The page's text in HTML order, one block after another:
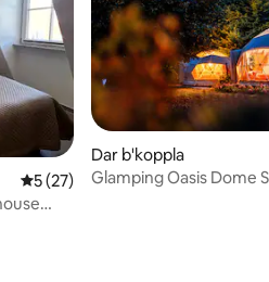
ta' reviews: 45
Rating medju ta' 5 minn 5, skont
5 (27)
Dar b'koppla
Glamping Oasis Dome